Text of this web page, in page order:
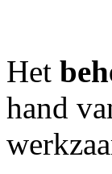
Het
hand